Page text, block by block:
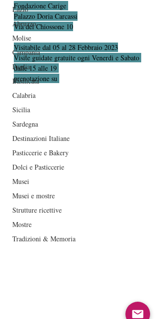
Lazio
Abruzzo
Molise
Campania
Puglia
Basilicata
Calabria
Sicilia
Sardegna
Destinazioni Italiane
Pasticcerie e Bakery
Dolci e Pasticcerie
Musei
Musei e mostre
Strutture ricettive
Mostre
Tradizioni & Memoria
Fondazione Carige
Palazzo Doria Carcassi
Via del Chiossone 10
Visitabile dal 05 al 28 Febbraio 2023
Visite guidate gratuite ogni Venerdi e Sabato
dalle 15 alle 19
prenotazione su